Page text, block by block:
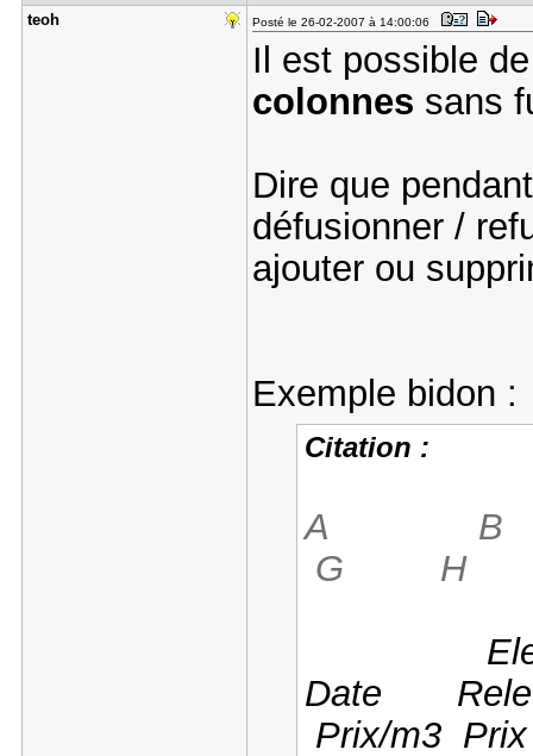
teoh Posté le 26-02-2007 à 14:00:06
Il est possible
colonnes sans
Dire que
défusionner /
ajouter ou
Exemple bidon :
Citation :
A
G
Date
Prix/m3